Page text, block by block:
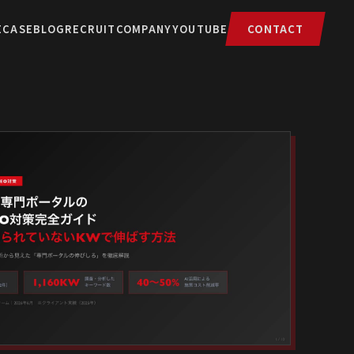
CASEBLOGRECRUIT COMPANYYOUTUBE CONTACT